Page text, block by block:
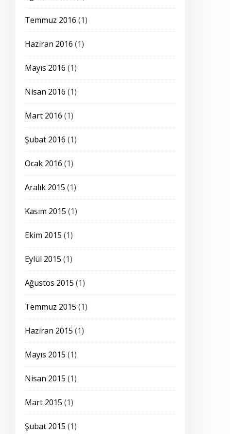
Temmuz 2016 (1)
Haziran 2016 (1)
Mayıs 2016 (1)
Nisan 2016 (1)
Mart 2016 (1)
Şubat 2016 (1)
Ocak 2016 (1)
Aralık 2015 (1)
Kasım 2015 (1)
Ekim 2015 (1)
Eylül 2015 (1)
Ağustos 2015 (1)
Temmuz 2015 (1)
Haziran 2015 (1)
Mayıs 2015 (1)
Nisan 2015 (1)
Mart 2015 (1)
Şubat 2015 (1)